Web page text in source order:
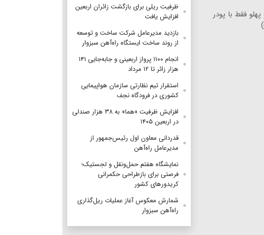
فقط با پودر
ظرفیت ریلی برای بازگشت زائران اربعین
افزایش یافت
بازدید مدیرعامل شرکت ساخت و توسعه
از روند ساخت ایستگاه راه‌آهن سبزوار
انجام ۱۱۰۰ پرواز اربعینی و جابه‌جایی ۱۴۱
هزار زائر تا ۱۲ مرداد
استقرار تیم‌ نظارتی سازمان هواپیمایی
کشوری در فرودگاه نجف
افزایش ظرفیت «هما» به ۳۸ هزار صندلی
در اربعین ۱۴۰۵
قدردانی معاون اول رئیس‌جمهور از
مدیرعامل راه‌آهن
نمایشگاه هفتم حمل‌ونقل و لجستیک؛
فرصتی برای بازطراحی حکمرانی
کریدورهای کشور
شمارش معکوس آغاز عملیات ریل‌گذاری
راه‌آهن سبزوار